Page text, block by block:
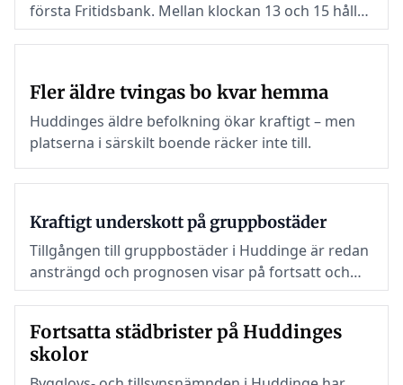
första Fritidsbank. Mellan klockan 13 och 15 hålls
ceremonin i Flemingshallen, där besökarna kan ta
Fler äldre tvingas bo kvar hemma
Huddinges äldre befolkning ökar kraftigt – men
platserna i särskilt boende räcker inte till.
Kraftigt underskott på gruppbostäder
Tillgången till gruppbostäder i Huddinge är redan
ansträngd och prognosen visar på fortsatt och
ökande underskott. Fram till 2033 behövs minst
Fortsatta städbrister på Huddinges
skolor